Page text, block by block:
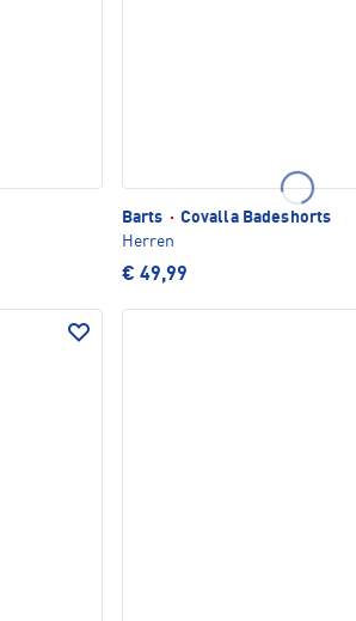
Barts · Covalla Badeshorts
Herren
€ 49,99